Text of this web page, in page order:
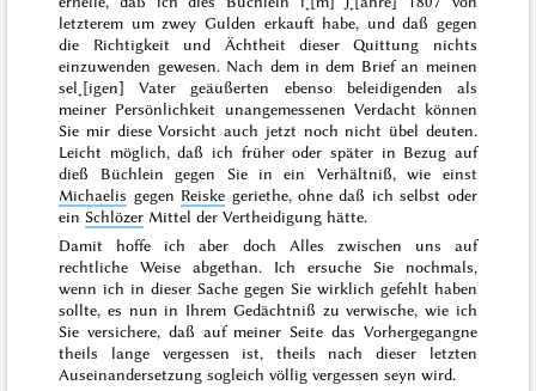
letzterem um zwey Gulden erkauft habe, und daß gegen
die Richtigkeit und Ächtheit dieser Quittung nichts
einzuwenden gewesen. Nach dem in dem Brief an meinen
sel˖[igen] Vater geäußerten ebenso beleidigenden als
meiner Persönlichkeit unangemessenen Verdacht können
Sie mir diese Vorsicht auch jetzt noch nicht übel deuten.
Leicht möglich, daß ich früher oder später in Bezug auf
dieß Büchlein gegen Sie in ein Verhältniß, wie einst
Michaelis gegen Reiske geriethe, ohne daß ich selbst oder
einSchlözer Mittel der Vertheidigung hätte.
Damit hoffe ich aber doch Alles zwischen uns auf
rechtliche Weise abgethan. Ich ersuche Sie nochmals,
wenn ich in dieser Sache gegen Sie wirklich gefehlt haben
sollte, es nun in Ihrem Gedächtniß zu verwische, wie ich
Sie versichere, daß auf meiner Seite das Vorhergegangne
theils lange vergessen ist, theils nach dieser letzten
Auseinandersetzung sogleich völlig vergessen seyn wird.